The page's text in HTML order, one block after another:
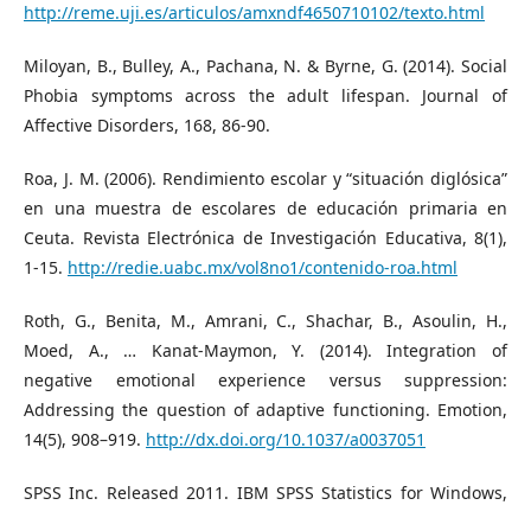
http://reme.uji.es/articulos/amxndf4650710102/texto.html
Miloyan, B., Bulley, A., Pachana, N. & Byrne, G. (2014). Social
Phobia symptoms across the adult lifespan. Journal of
Affective Disorders, 168, 86-90.
Roa, J. M. (2006). Rendimiento escolar y “situación diglósica”
en una muestra de escolares de educación primaria en
Ceuta. Revista Electrónica de Investigación Educativa, 8(1),
1-15. http://redie.uabc.mx/vol8no1/contenido-roa.html
Roth, G., Benita, M., Amrani, C., Shachar, B., Asoulin, H.,
Moed, A., … Kanat-Maymon, Y. (2014). Integration of
negative emotional experience versus suppression:
Addressing the question of adaptive functioning. Emotion,
14(5), 908–919. http://dx.doi.org/10.1037/a0037051
SPSS Inc. Released 2011. IBM SPSS Statistics for Windows,